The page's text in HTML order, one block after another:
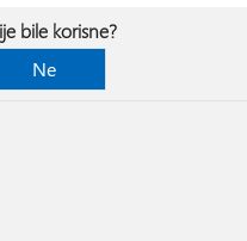
bile korisne?
Ne